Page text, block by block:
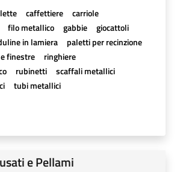
caffettiere
carriole
filo metallico gabbie
giocattoli
in lamiera
paletti per recinzione
finestre
ringhiere
rubinetti
scaffali metallici
tubi metallici
e Pellami